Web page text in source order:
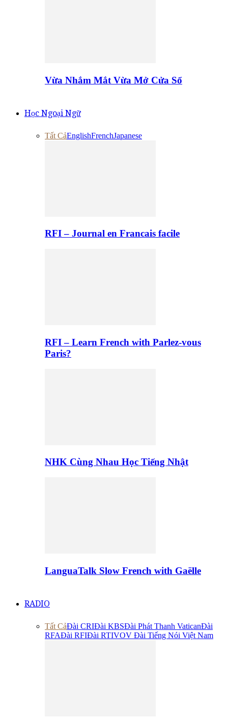
Vừa Nhắm Mắt Vừa Mở Cửa Sổ
Học Ngoại Ngữ
Tất CảEnglishFrenchJapanese
RFI – Journal en Francais facile
RFI – Learn French with Parlez-vous
Paris?
NHK Cùng Nhau Học Tiếng Nhật
LanguaTalk Slow French with Gaëlle
RADIO
Tất CảĐài CRIĐài KBSĐài Phát Thanh VaticanĐài
RFAĐài RFIĐài RTIVOV Đài Tiếng Nói Việt Nam